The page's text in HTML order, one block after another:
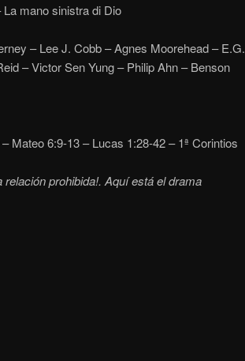
mano sinistra di Dio
– Lee J. Cobb – Agnes Moorehead – E.G.
– Victor Sen Yung – Philip Ahn – Benson
Mateo 6:9-13 – Lucas 1:28-42 – 1ª Corintios
prohibida!. Aquí está el drama